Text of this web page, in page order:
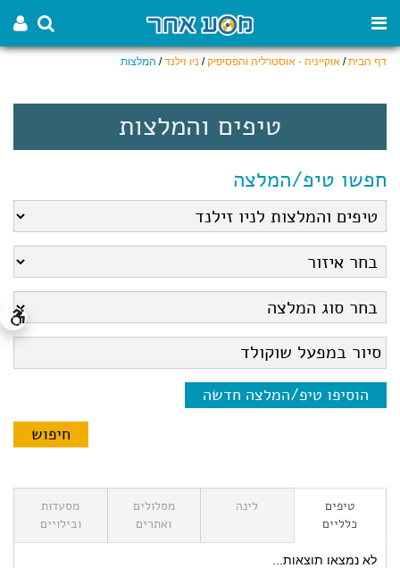
דף הבית/ אוקייניה - אוסטרליה והפסיפיק/ ניו זילנד/ המלצות
טיפים והמלצות
חפשו טיפ/המלצה
הוסיפו טיפ/המלצה חדשה
טיפים
כלליים
לינה
מסלולים
ואתרים
מסעדות
ובילויים
לא נמצאו תוצאות...